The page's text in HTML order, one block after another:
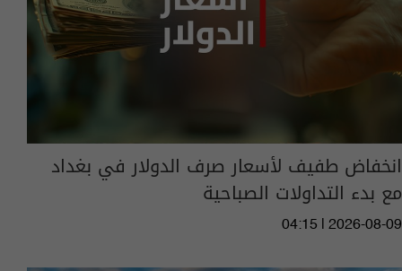
انخفاض طفيف لأسعار صرف الدولار في بغداد
مع بدء التداولات الصباحية
04:15 | 2026-08-09